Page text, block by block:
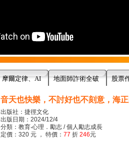
摩爾定律、AI 地面師詐術全破 股票
音天也快樂，不討好也不刻意，海
出版社：捷徑文化
出版日期：2024/12/4
分類：教育‧心理．勵志 / 個人勵志成長
定價：320 元 ， 特價： 77 折 246元